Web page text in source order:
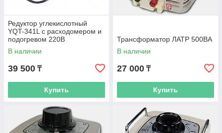
Редуктор углекислотный
YQT-341L с расходомером и
подогревом 220В
В наличии
39 500 ₸
Купить
Трансформатор ЛАТР 500ВА
В наличии
27 000 ₸
Купить